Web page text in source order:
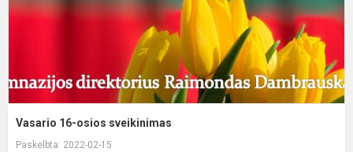
Vasario 16-osios sveikinimas
Paskelbta: 2022-02-15